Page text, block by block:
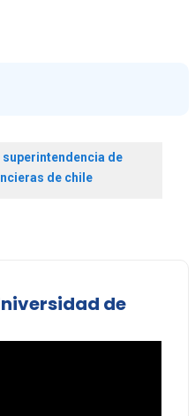
superintendencia de
de chile
de